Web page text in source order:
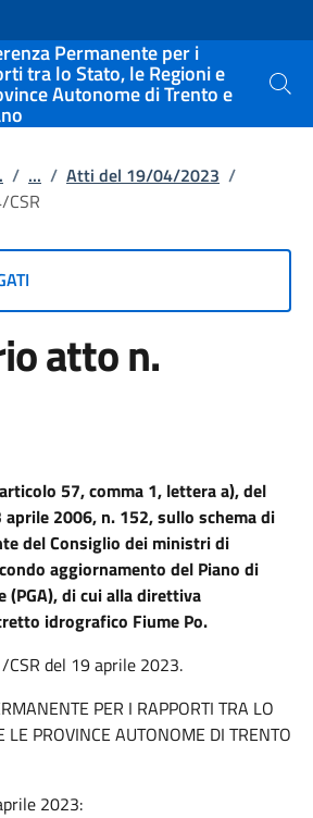
Permanente per i
tra lo Stato, le Regioni e
Autonome di Trento e Cerca
/ ... / Atti del 19/04/2023 /
atto n.
57, comma 1, lettera a), del
2006, n. 152, sullo schema di
del Consiglio dei ministri di
aggiornamento del Piano di
(PGA), di cui alla direttiva
idrografico Fiume Po.
del 19 aprile 2023.
PER I RAPPORTI TRA LO
LE PROVINCE AUTONOME DI TRENTO
2023: